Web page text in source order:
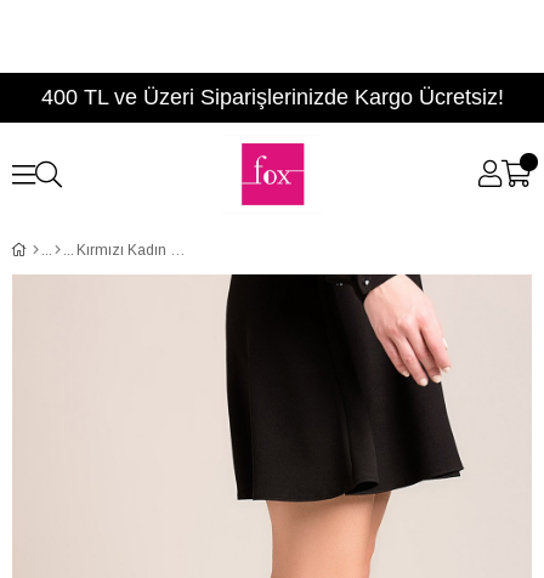
400 TL ve Üzeri Siparişlerinizde Kargo Ücretsiz!
Kırmızı Kadın Bot C654088702